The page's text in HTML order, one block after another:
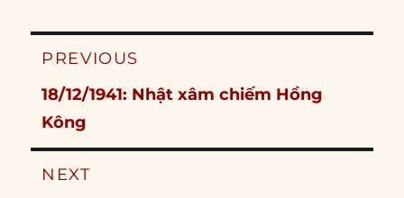
Post
PREVIOUS
Previous
post:
18/12/1941: Nhật xâm chiếm Hồng
Kông
NEXT